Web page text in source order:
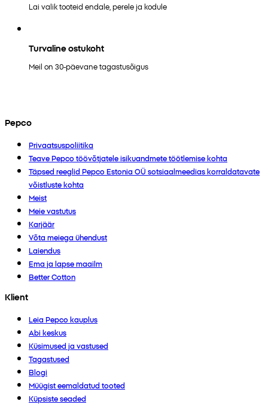
Lai valik tooteid endale, perele ja kodule
Turvaline ostukoht
Meil on 30-päevane tagastusõigus
Pepco
Privaatsuspoliitika
Teave Pepco töövõtjatele isikuandmete töötlemise kohta
Täpsed reeglid Pepco Estonia OÜ sotsiaalmeedias korraldatavate
võistluste kohta
Meist
Meie vastutus
Karjäär
Võta meiega ühendust
Laiendus
Ema ja lapse maailm
Better Cotton
Klient
Leia Pepco kauplus
Abi keskus
Küsimused ja vastused
Tagastused
Blogi
Müügist eemaldatud tooted
Küpsiste seaded